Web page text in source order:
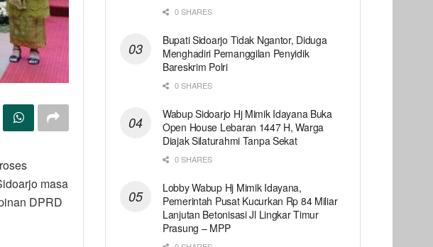
masa
DPRD
0 SHARES
Bupati Sidoarjo Tidak Ngantor, Diduga
Menghadiri Pemanggilan Penyidik
Bareskrim Polri
0 SHARES
Wabup Sidoarjo Hj Mimik Idayana Buka
Open House Lebaran 1447 H, Warga
Diajak Silaturahmi Tanpa Sekat
0 SHARES
Lobby Wabup Hj Mimik Idayana,
Pemerintah Pusat Kucurkan Rp 84 Miliar
Lanjutan Betonisasi Jl Lingkar Timur
Prasung – MPP